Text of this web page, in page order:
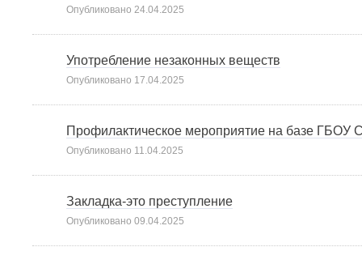
Опубликовано 24.04.2025
Употребление незаконных веществ
Опубликовано 17.04.2025
Профилактическое мероприятие на базе
Опубликовано 11.04.2025
Закладка-это преступление
Опубликовано 09.04.2025